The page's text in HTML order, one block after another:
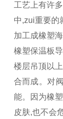
工艺上有许
中,zui重要的
加工成橡塑
橡塑保温板
楼层吊顶以
合而成。对
能。因为橡
皮肤,也不会